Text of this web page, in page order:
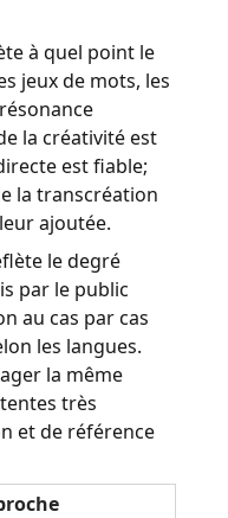
à quel point le
jeux de mots, les
la créativité est
est fiable;
la transcréation
ajoutée.
le degré
par le public
au cas par cas
les langues.
la même
très
et de référence